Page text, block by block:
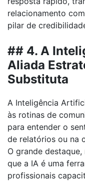
relacionamento
pilar de
## 4. A
Aliada
Substituta
A Inteligência
às rotinas de
para entender o
de relatórios ou na
O grande
que a IA é uma
profissionais